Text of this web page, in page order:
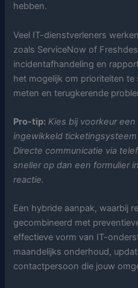
hebben.
Veel IT-dienstverleners
zoals ServiceNow of
incidentafhandeling en
het mogelijk om prioriteiten
meten en terugkerende
Pro-tip: Kies bij voorkeur
ingewikkeld
Directe communicatie via
sneller op dan een formulier
reactie.
Een hybride aanpak, waarbij
gecombineerd met
effectieve vorm van IT-
maandelijks onderhoud,
contactpersoon die jouw